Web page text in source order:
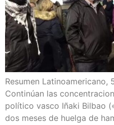
Resu­men
Con­ti­núan las
polí­ti­co vas­co Iña­ki Bil­bao
dos meses de huel­ga de